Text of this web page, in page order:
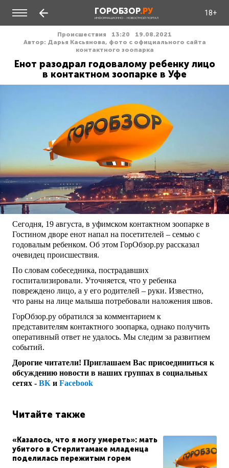
ГОРОБЗОР.РУ
ИНФОРМАЦИОННО - НОВОСТНОЙ ПОРТАЛ
18+
Происшествия 13:20
19.08.2021
Автор: Дарья Касьянова, фото с официального сайта
контактного зоопарка
Енот разодрал годовалому ребенку лицо
в контактном зоопарке в Уфе
Сегодня, 19 августа, в уфимском контактном зоопарке в
Гостином дворе енот напал на посетителей – семью с
годовалым ребенком. Об этом ГорОбзор.ру рассказал
очевидец происшествия.
По словам собеседника, пострадавших
госпитализировали. Уточняется, что у ребенка
повреждено лицо, а у его родителей – руки. Известно,
что раны на лице малыша потребовали наложения швов.
ГорОбзор.ру обратился за комментарием к
представителям контактного зоопарка, однако получить
оперативный ответ не удалось. Мы следим за развитием
событий.
Дорогие читатели! Приглашаем Вас присоединиться к
обсуждению новости в наших группах в социальных
сетях - ВК и Facebook
Читайте также
«Казалось, что я могу умереть»: мать
убитого в Стерлитамаке младенца
поделилась пережитым горем